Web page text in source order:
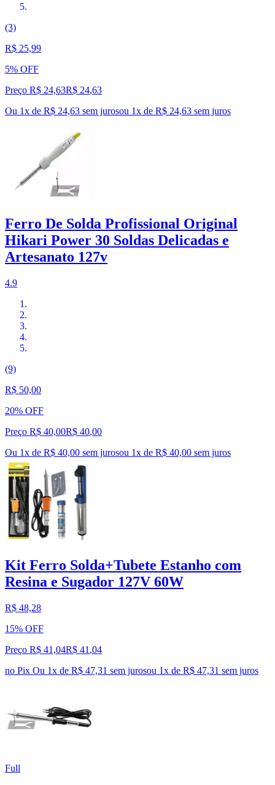
(3)
R$ 25,99
5% OFF
Preço R$ 24,63R$ 24,63
Ou 1x de R$ 24,63 sem jurosou 1x de R$ 24,63 sem juros
Ferro De Solda Profissional Original
Hikari Power 30 Soldas Delicadas e
Artesanato 127v
4.9
(9)
R$ 50,00
20% OFF
Preço R$ 40,00R$ 40,00
Ou 1x de R$ 40,00 sem jurosou 1x de R$ 40,00 sem juros
Kit Ferro Solda+Tubete Estanho com
Resina e Sugador 127V 60W
R$ 48,28
15% OFF
Preço R$ 41,04R$ 41 ,04
no Pix Ou 1x de R$ 47,31 sem jurosou 1x de R$ 47,31 sem juros
Full